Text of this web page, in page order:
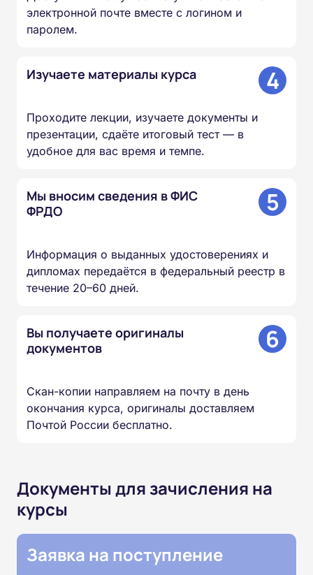
электронной почте вместе с логином и
паролем.
Изучаете материалы курса 4
Проходите лекции, изучаете документы и
презентации, сдаёте итоговый тест — в
удобное для вас время и темпе.
Мы вносим сведения в ФИС
ФРДО
5
Информация о выданных удостоверениях и
дипломах передаётся в федеральный реестр в
течение 20–60 дней.
Вы получаете оригиналы
документов
6
Скан-копии направляем на почту в день
окончания курса, оригиналы доставляем
Почтой России бесплатно.
Документы для зачисления на
курсы
Заявка на поступление